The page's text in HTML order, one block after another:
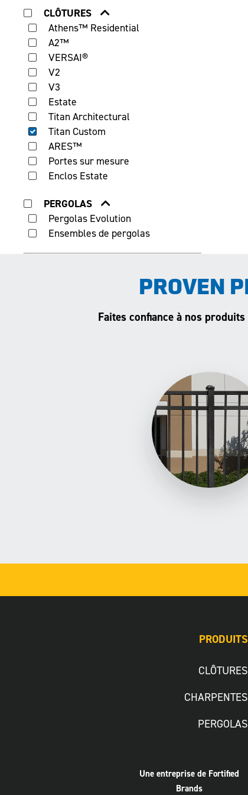
CLÔTURES
Athens™ Residential
A2™
VERSAI®
V2
V3
Estate
Titan Architectural
Titan Custom
ARES™
Portes sur mesure
Enclos Estate
PERGOLAS
Pergolas Evolution
Ensembles de pergolas
PROVEN
Faites confiance à nos
PRODUITS
CLÔTURES
CHARPENTES
PERGOLAS
Une entreprise de Fortified
Brands